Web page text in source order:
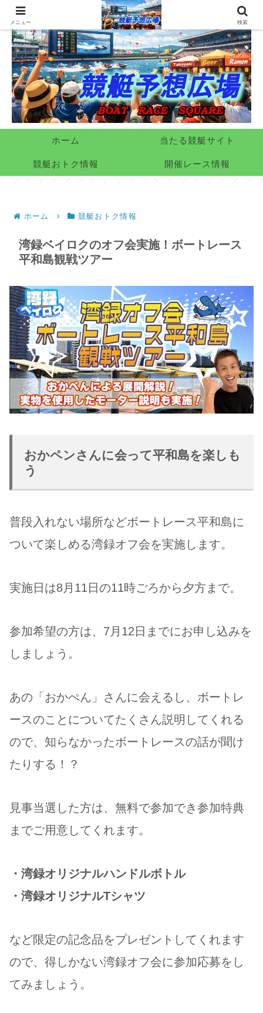
ホーム 当たる競艇サイト
競艇おトク情報 開催レース情報
ホーム 競艇おトク情報
湾録ベイロクのオフ会実施！ボートレース
平和島観戦ツアー
おかペンさんに会って平和島を楽しも
う
普段入れない場所などボートレース平和島に
ついて楽しめる湾録オフ会を実施します。
実施日は8月11日の11時ごろから夕方まで。
参加希望の方は、7月12日までにお申し込みを
しましょう。
あの「おかぺん」さんに会えるし、ボートレ
ースのことについてたくさん説明してくれる
ので、知らなかったボートレースの話が聞け
たりする！？
見事当選した方は、無料で参加でき参加特典
までご用意してくれます。
・湾録オリジナルハンドルボトル
・湾録オリジナルTシャツ
など限定の記念品をプレゼントしてくれます
ので、得しかない湾録オフ会に参加応募をし
てみましょう。
メニュー 検索